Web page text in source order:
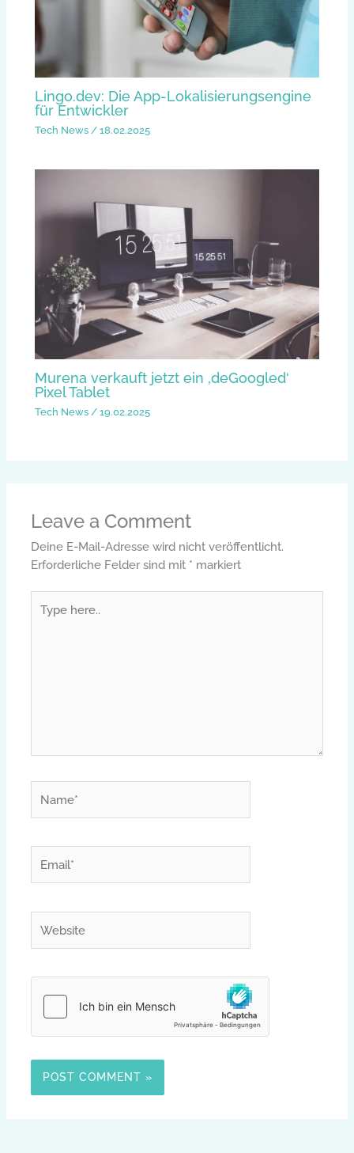
Lingo.dev: Die App-Lokalisierungsengine
für Entwickler
Tech News /18.02.2025
Murena verkauft jetzt ein ‚deGoogled‘
Pixel Tablet
Tech News /19.02.2025
Leave a Comment
Deine E-Mail-Adresse wird nicht veröffentlicht.
Erforderliche Felder sind mit * markiert
here..